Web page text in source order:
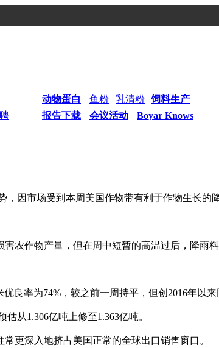
动物蛋白 鱼粉 乳清粉 饲料生产
报告下载
会议活动
Boyar Knows
因市场受到本周美国作物带有利于作物生长的
农作物产量，但在周中短暂的高温过后，降雨料
率为74%，较之前一周持平，但创2016年以来
从1.306亿吨上修至1.363亿吨。
深入地挤占美国正常的全球出口销售窗口。